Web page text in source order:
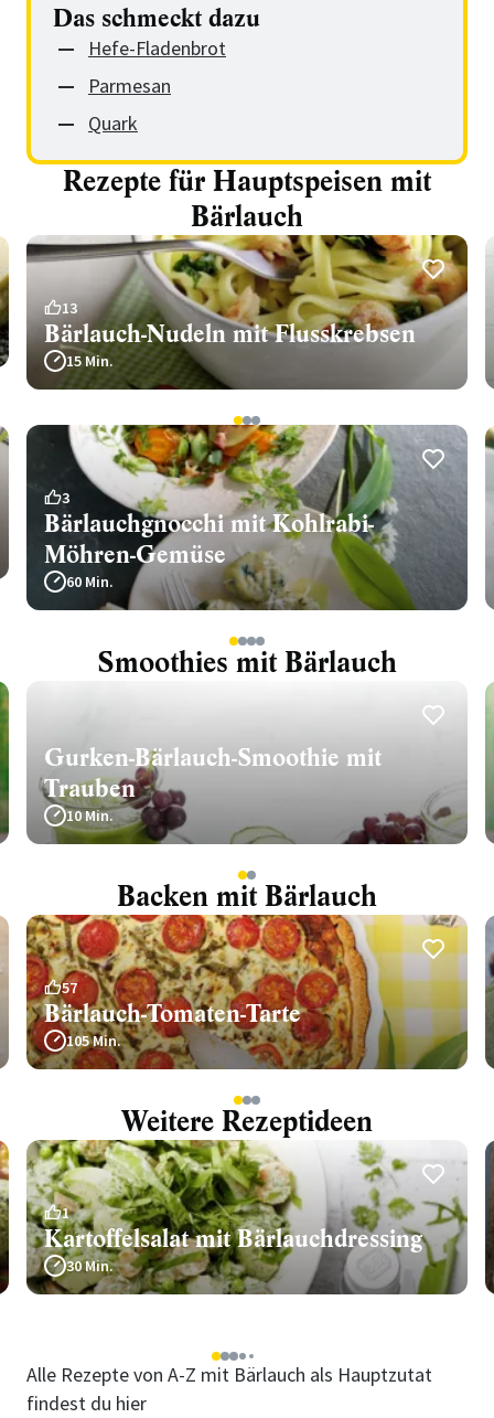
Das schmeckt dazu
Hefe-Fladenbrot
Parmesan
Quark
Rezepte für Hauptspeisen mit
Bärlauch
13
Bärlauch-Nudeln mit Flusskrebsen
15 Min.
123
3
Bärlauchgnocchi mit Kohlrabi-
Möhren-Gemüse
60 Min.
1234
Smoothies mit Bärlauch
Gurken-Bärlauch-Smoothie mit
Trauben
10 Min.
12
Backen mit Bärlauch
57
Bärlauch-Tomaten-Tarte
105 Min.
123
Weitere Rezeptideen
1
Kartoffelsalat mit Bärlauchdressing
30 Min.
1234 5
Alle Rezepte von A-Z mit Bärlauch als Hauptzutat
findest du hier